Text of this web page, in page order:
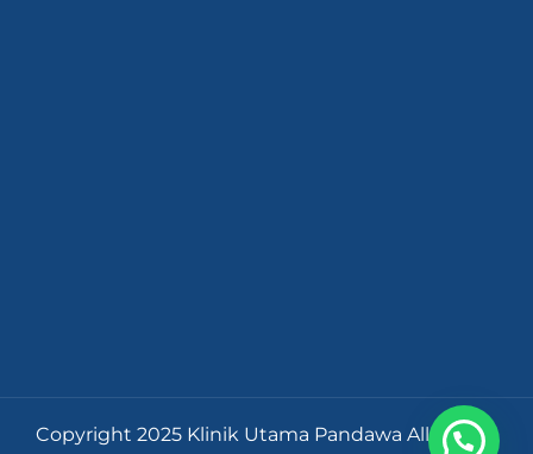
Copyright 2025 Klinik Utama Pandawa All Rights